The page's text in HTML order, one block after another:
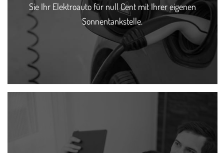
Sie Ihr Elektroauto für null Cent mit Ihrer eigenen
Sonnentankstelle.